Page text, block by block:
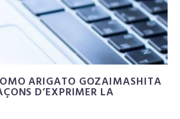
ARIGATO GOZAIMASHITA
D’EXPRIMER LA